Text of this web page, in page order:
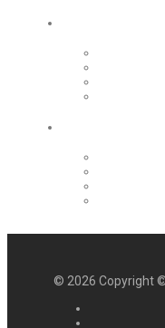
© 2026 Copyright